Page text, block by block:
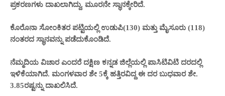
ಪ್ರಕರಣಗಳು ದಾಖಲಾಗಿದ್ದು, ಮೂರನೇ ಸ್ಥಾನಕ್ಕೇರಿದೆ.
ಕೊರೊನಾ ಸೋಂಕಿತರ ಪಟ್ಟಿಯಲ್ಲಿ ಉಡುಪಿ(130) ಮತ್ತು ಮೈಸೂರು (118)
ನಂತರದ ಸ್ಥಾನವನ್ನು ಪಡೆದುಕೊಂಡಿದೆ.
ನೆಮ್ಮದಿಯ ವಿಚಾರ ಎಂದರೆ ದಕ್ಷಿಣ ಕನ್ನಡ ಜಿಲ್ಲೆಯಲ್ಲಿ ಪಾಸಿಟಿವಿಟಿ ದರದಲ್ಲಿ
ಇಳಿಕೆಯಾಗಿದೆ. ಮಂಗಳವಾರ ಶೇ 5ಕ್ಕೆ ಹತ್ತಿರವಿದ್ದ ಈ ದರ ಬುಧವಾರ ಶೇ.
3.85ರಷ್ಟನ್ನು ದಾಖಲಿಸಿದೆ.